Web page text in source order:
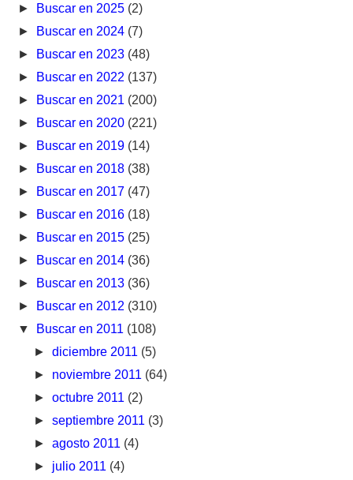
► Buscar en 2025 (2)
► Buscar en 2024 (7)
► Buscar en 2023 (48)
► Buscar en 2022 (137)
► Buscar en 2021 (200)
► Buscar en 2020 (221)
► Buscar en 2019 (14)
► Buscar en 2018 (38)
► Buscar en 2017 (47)
► Buscar en 2016 (18)
► Buscar en 2015 (25)
► Buscar en 2014 (36)
► Buscar en 2013 (36)
► Buscar en 2012 (310)
▼ Buscar en 2011 (108)
► diciembre 2011 (5)
► noviembre 2011 (64)
► octubre 2011 (2)
► septiembre 2011 (3)
► agosto 2011 (4)
► julio 2011 (4)